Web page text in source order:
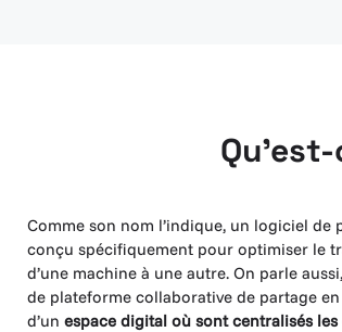
Comme son nom l’indique, un logiciel de
conçu spécifiquement pour optimiser le
d’une machine à une autre. On parle
de plateforme collaborative de partage en
d’un espace digital où sont centralisés